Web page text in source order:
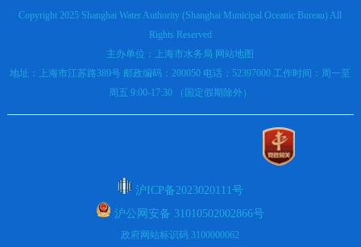
Copyright 2025 Shanghai Water Authority (Shanghai Municipal Oceanic Bureau) All
Rights Reserved
主办单位：上海市水务局 网站地图
地址：上海市江苏路389号 邮政编码：200050 电话：52397000 工作时间：周一至
周五 9:00-17:30 （国定假期除外）
沪ICP备2023020111号
沪公网安备 31010502002866号
政府网站标识码 3100000062